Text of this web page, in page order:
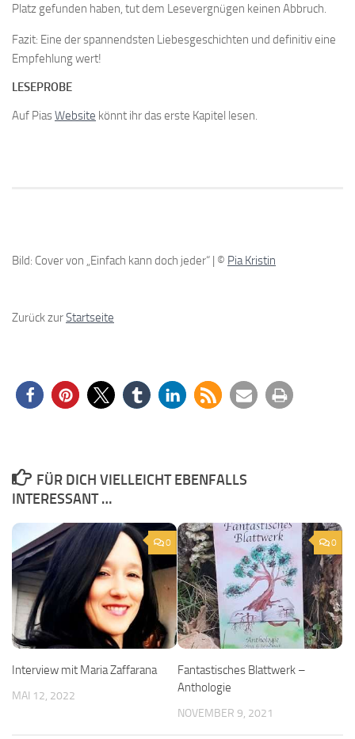
Platz gefunden haben, tut dem Lesevergnügen keinen Abbruch.
Fazit: Eine der spannendsten Liebesgeschichten und definitiv eine
Empfehlung wert!
LESEPROBE
Auf PiasWebsite könnt ihr das erste Kapitel lesen.
Bild: Cover von „Einfach kann doch jeder“ | © Pia Kristin
Zurück zurStartseite
FÜR DICH VIELLEICHT EBENFALLS
INTERESSANT …
0
Interview mit Maria Zaffarana
MAI 12, 2022
0
Fantastisches Blattwerk –
Anthologie
NOVEMBER 9, 2021